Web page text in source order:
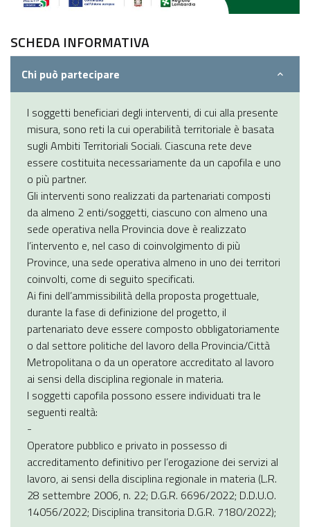
SCHEDA INFORMATIVA
Chi può partecipare
I soggetti beneficiari degli interventi, di cui alla presente
misura, sono reti la cui operabilità territoriale è basata
sugli Ambiti Territoriali Sociali. Ciascuna rete deve
essere costituita necessariamente da un capofila e uno
o più partner.
Gli interventi sono realizzati da partenariati composti
da almeno 2 enti/soggetti, ciascuno con almeno una
sede operativa nella Provincia dove è realizzato
l’intervento e, nel caso di coinvolgimento di più
Province, una sede operativa almeno in uno dei territori
coinvolti, come di seguito specificati.
Ai fini dell’ammissibilità della proposta progettuale,
durante la fase di definizione del progetto, il
partenariato deve essere composto obbligatoriamente
o dal settore politiche del lavoro della Provincia/Città
Metropolitana o da un operatore accreditato al lavoro
ai sensi della disciplina regionale in materia.
I soggetti capofila possono essere individuati tra le
seguenti realtà:
-
Operatore pubblico e privato in possesso di
accreditamento definitivo per l’erogazione dei servizi al
lavoro, ai sensi della disciplina regionale in materia (L.R.
28 settembre 2006, n. 22; D.G.R. 6696/2022; D.D.U.O.
14056/2022; Disciplina transitoria D.G.R. 7180/2022);